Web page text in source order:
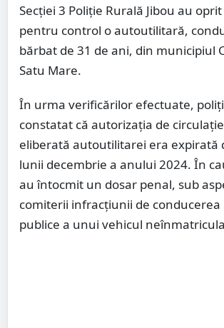
Secției 3 Poliție Rurală Jibou au
pentru control o autoutilitară,
bărbat de 31 de ani, din municipiul
Satu Mare.
În urma verificărilor efectuate,
constatat că autorizația de
eliberată autoutilitarei era expirată
lunii decembrie a anului 2024. În
au întocmit un dosar penal, sub
comiterii infracțiunii de
publice a unui vehicul